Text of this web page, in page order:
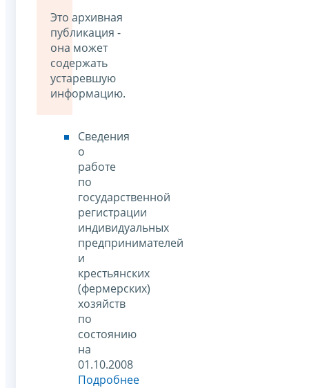
Это архивная
публикация -
она может
содержать
устаревшую
информацию.
Сведения
о
работе
по
государственной
регистрации
индивидуальных
предпринимателей
и
крестьянских
(фермерских)
хозяйств
по
состоянию
на
01.10.2008
Подробнее